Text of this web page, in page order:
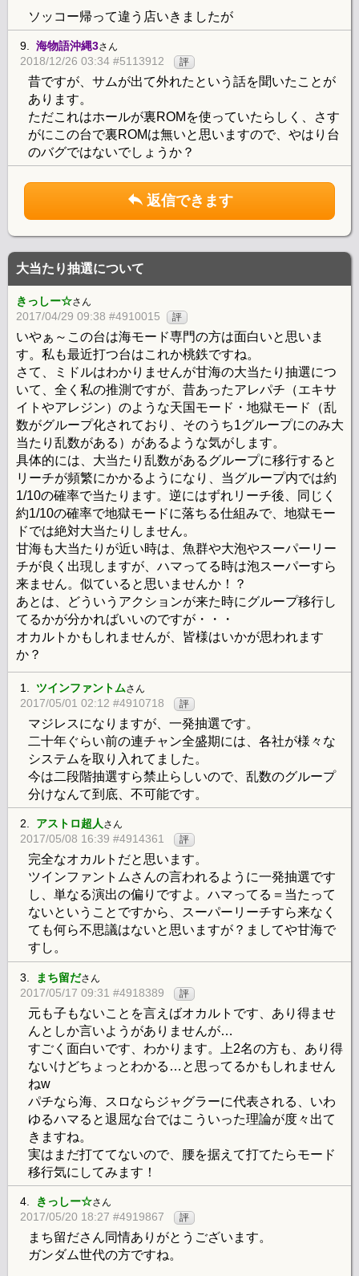
ソッコー帰って違う店いきましたが
9. 海物語沖縄3さん
2018/12/26 03:34 #5113912 評
昔ですが、サムが出て外れたという話を聞いたことが
あります。
ただこれはホールが裏ROMを使っていたらしく、さす
がにこの台で裏ROMは無いと思いますので、やはり台
のバグではないでしょうか？
返信できます
大当たり抽選について
きっしー☆さん
2017/04/29 09:38 #4910015 評
いやぁ～この台は海モード専門の方は面白いと思いま
す。私も最近打つ台はこれか桃鉄ですね。
さて、ミドルはわかりませんが甘海の大当たり抽選につ
いて、全く私の推測ですが、昔あったアレパチ（エキサ
イトやアレジン）のような天国モード・地獄モード（乱
数がグループ化されており、そのうち1グループにのみ大
当たり乱数がある）があるような気がします。
具体的には、大当たり乱数があるグループに移行すると
リーチが頻繁にかかるようになり、当グループ内では約
1/10の確率で当たります。逆にはずれリーチ後、同じく
約1/10の確率で地獄モードに落ちる仕組みで、地獄モー
ドでは絶対大当たりしません。
甘海も大当たりが近い時は、魚群や大泡やスーパーリー
チが良く出現しますが、ハマってる時は泡スーパーすら
来ません。似ていると思いませんか！？
あとは、どういうアクションが来た時にグループ移行し
てるかが分かればいいのですが・・・
オカルトかもしれませんが、皆様はいかが思われます
か？
1. ツインファントムさん
2017/05/01 02:12 #4910718 評
マジレスになりますが、一発抽選です。
二十年ぐらい前の連チャン全盛期には、各社が様々な
システムを取り入れてました。
今は二段階抽選すら禁止らしいので、乱数のグループ
分けなんて到底、不可能です。
2. アストロ超人さん
2017/05/08 16:39 #4914361 評
完全なオカルトだと思います。
ツインファントムさんの言われるように一発抽選です
し、単なる演出の偏りですよ。ハマってる＝当たって
ないということですから、スーパーリーチすら来なく
ても何ら不思議はないと思いますが？ましてや甘海で
すし。
3. まち留ださん
2017/05/17 09:31 #4918389 評
元も子もないことを言えばオカルトです、あり得ませ
んとしか言いようがありませんが…
すごく面白いです、わかります。上2名の方も、あり得
ないけどちょっとわかる…と思ってるかもしれません
ねw
パチなら海、スロならジャグラーに代表される、いわ
ゆるハマると退屈な台ではこういった理論が度々出て
きますね。
実はまだ打ててないので、腰を据えて打てたらモード
移行気にしてみます！
4. きっしー☆さん
2017/05/20 18:27 #4919867 評
まち留ださん同情ありがとうございます。
ガンダム世代の方ですね。